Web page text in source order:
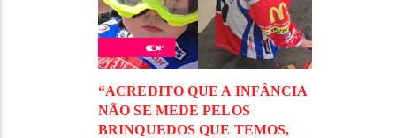
“ACREDITO QUE A INFÂNCIA
NÃO SE MEDE PELOS
BRINQUEDOS QUE TEMOS,